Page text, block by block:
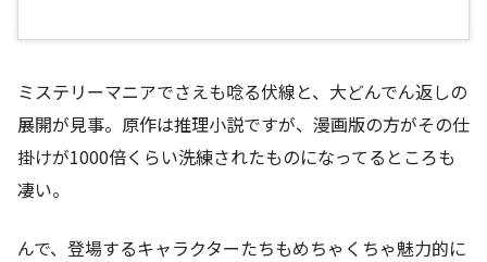
ミステリーマニアでさえも唸る伏線と、大どんでん返しの
展開が見事。原作は推理小説ですが、漫画版の方がその仕
掛けが1000倍くらい洗練されたものになってるところも
凄い。
んで、登場するキャラクターたちもめちゃくちゃ魅力的に